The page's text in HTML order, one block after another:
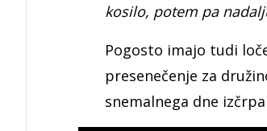
kosilo, potem pa
Pogosto imajo tudi
presenečenje za
snemalnega dne